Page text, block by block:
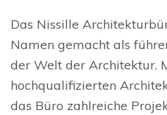
Das Nissille
Namen gemacht als
der Welt der Architektur.
hochqualifizierten
das Büro zahlreiche